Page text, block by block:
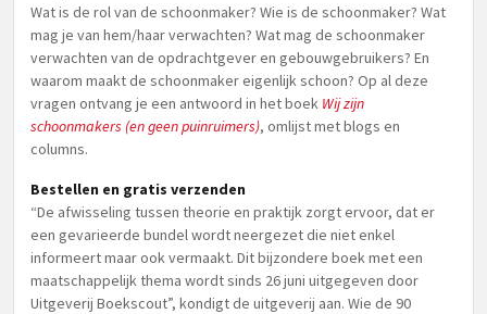
Wat is de rol van de schoonmaker? Wie is de schoonmaker? Wat
mag je van hem/haar verwachten? Wat mag de schoonmaker
verwachten van de opdrachtgever en gebouwgebruikers? En
waarom maakt de schoonmaker eigenlijk schoon? Op al deze
vragen ontvang je een antwoord in het boek Wij zijn
schoonmakers (en geen puinruimers), omlijst met blogs en
columns.
Bestellen en gratis verzenden
“De afwisseling tussen theorie en praktijk zorgt ervoor, dat er
een gevarieerde bundel wordt neergezet die niet enkel
informeert maar ook vermaakt. Dit bijzondere boek met een
maatschappelijk thema wordt sinds 26 juni uitgegeven door
Uitgeverij Boekscout”, kondigt de uitgeverij aan. Wie de 90